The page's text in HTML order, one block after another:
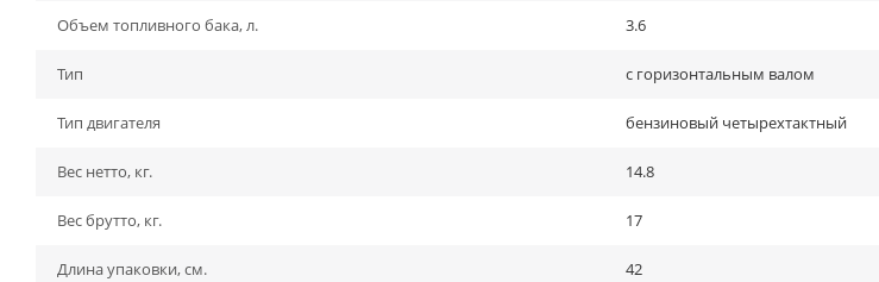
Объем топливного бака, л. 3.6
Тип с горизонтальным валом
Тип двигателя бензиновый четырехтактный
Вес нетто, кг. 14.8
Вес брутто, кг. 17
Длина упаковки, см. 42